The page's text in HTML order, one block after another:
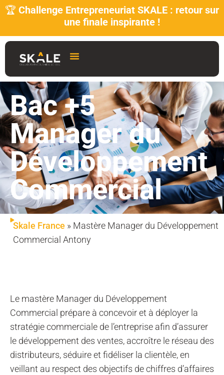
🏆 Challenge Entrepreneuriat SKALE : retour sur
une finale inspirante !
Bac +5
Manager du
Développement
Commercial
Skale France » Mastère Manager du Développement
Commercial Antony
Le mastère Manager du Développement
Commercial prépare à concevoir et à déployer la
stratégie commerciale de l’entreprise afin d’assurer
le développement des ventes, accroître le réseau des
distributeurs, séduire et fidéliser la clientèle, en
veillant au respect des objectifs de chiffres d’affaires